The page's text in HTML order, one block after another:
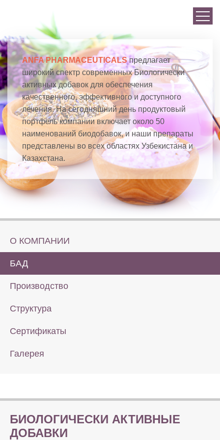
ANFA PHARMACEUTICALSпредлагает
широкий спектр современных Биологически
активных добавок для обеспечения
качественного, эффективного и доступного
лечения. На сегодняшний день продуктовый
портфель компании включает около 50
наименований биодобавок, и наши препараты
представлены во всех областях Узбекистана и
Казахстана.
О КОМПАНИИ
БАД
Производство
Структура
Сертификаты
Галерея
БИОЛОГИЧЕСКИ АКТИВНЫЕ
ДОБАВКИ